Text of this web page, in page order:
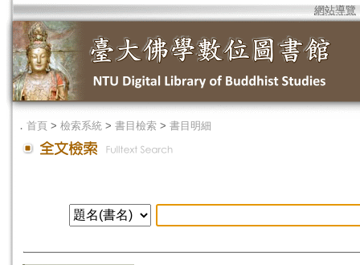
網站導覽
． 首頁 > 檢索系統 > 書目檢索 > 書目明細